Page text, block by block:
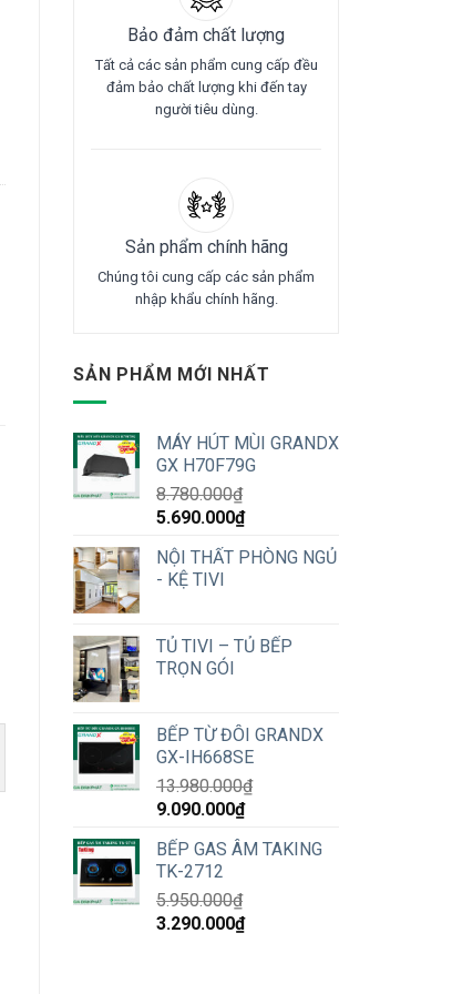
Bảo đảm chất lượng
Tất cả các sản phẩm cung cấp đều
đảm bảo chất lượng khi đến tay
người tiêu dùng.
Sản phẩm chính hãng
Chúng tôi cung cấp các sản phẩm
nhập khẩu chính hãng.
SẢN PHẨM MỚI NHẤT
MÁY HÚT MÙI GRANDX
GX H70F79G
8.780.000₫
Original
was:
8.780.000₫.
5.690.000₫Current
is:
NỘI THẤT PHÒNG NGỦ
- KỆ TIVI
TỦ TIVI – TỦ BẾP
TRỌN GÓI
BẾP TỪ ĐÔI GRANDX
GX-IH668SE
13.980.000₫
Original
was:
13.980.000₫.
9.090.000₫Current
is:
BẾP GAS ÂM TAKING
TK-2712
5.950.000₫
Original
3.290.000₫Current